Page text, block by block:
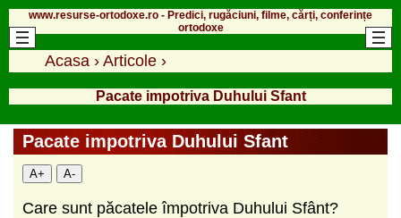
www.resurse-ortodoxe.ro - Predici, rugăciuni, filme, cărți, conferințe
ortodoxe
Acasa › Articole ›
Pacate impotriva Duhului Sfant
Pacate impotriva Duhului Sfant
A+ A-
Care sunt păcatele împotriva Duhului Sfânt?